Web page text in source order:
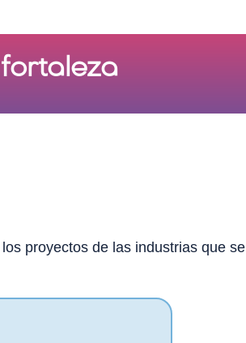
fortaleza
proyectos de las industrias que se